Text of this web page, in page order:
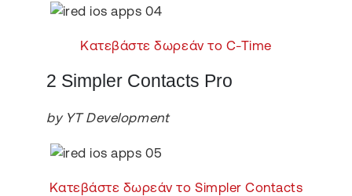
Κατεβάστε δωρεάν το C-Time
2 Simpler Contacts Pro
by YT Development
Κατεβάστε δωρεάν το Simpler Contacts